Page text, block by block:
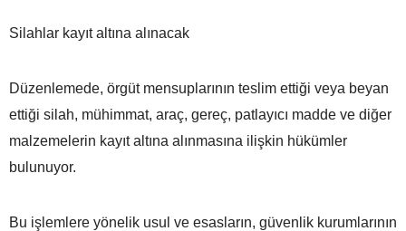
Silahlar kayıt altına alınacak
Düzenlemede, örgüt mensuplarının teslim ettiği veya beyan
ettiği silah, mühimmat, araç, gereç, patlayıcı madde ve diğer
malzemelerin kayıt altına alınmasına ilişkin hükümler
bulunuyor.
Bu işlemlere yönelik usul ve esasların, güvenlik kurumlarının